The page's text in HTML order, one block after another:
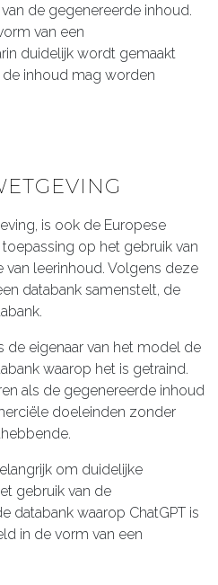
de gegenereerde inhoud.
van een
duidelijk wordt gemaakt
inhoud mag worden
is ook de Europese
op het gebruik van
van leerinhoud. Volgens deze
databank samenstelt, de
de eigenaar van het model de
waarop het is getraind.
als de gegenereerde inhoud
doeleinden zonder
om duidelijke
gebruik van de
databank waarop ChatGPT is
in de vorm van een